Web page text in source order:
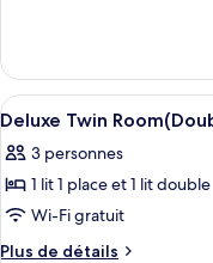
chambre :
Chambre
Double
Standard
le
type
de
Chambre
Double
Afficher
toutes
les
photos
pour
ce
8
Deluxe Twin
3 personnes
1 lit 1 place et 1 lit double
Wi-Fi gratuit
Plus de détails
Plus